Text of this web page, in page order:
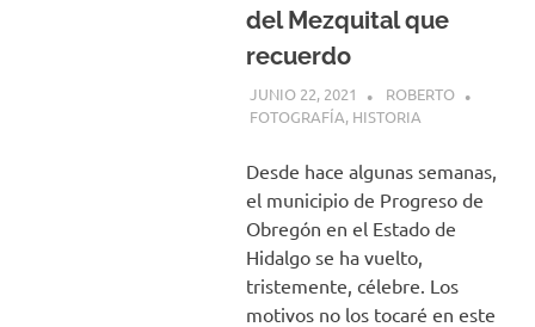
del Mezquital que
recuerdo
JUNIO 22, 2021
ROBERTO
FOTOGRAFÍA, HISTORIA
Desde hace algunas semanas,
el municipio de Progreso de
Obregón en el Estado de
Hidalgo se ha vuelto,
tristemente, célebre. Los
motivos no los tocaré en este